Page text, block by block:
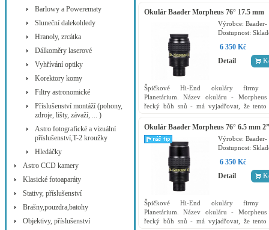
Barlowy a Powerematy
Sluneční dalekohledy
Hranoly, zrcátka
Dálkoměry laserové
Vyhřívání optiky
Korektory komy
Filtry astronomické
Příslušenství montáží (pohony,
zdroje, lišty, závaží, ... )
Astro fotografické a vizuální
příslušenství,T-2 kroužky
Hledáčky
Astro CCD kamery
Klasické fotoaparáty
Stativy, příslušenství
Brašny,pouzdra,batohy
Objektivy, příslušenství
moderní okuláry. Skutečné zorné...
Okulár Baader Morpheus 76° 17.5 mm
Výrobce: Baader-
planetarium
Dostupnost:
6 350 Kč
Detail
Špičkové Hi-End okuláry firmy
Planetárium. Název okuláru - Morpheus
řecký bůh snů - má vyjadřovat, že tento
moderní okuláry. Skutečné zorné...
Okulár Baader Morpheus 76° 6.5 mm
Výrobce: Baader-
planetarium
Dostupnost:
6 350 Kč
Detail
Špičkové Hi-End okuláry firmy
Planetárium. Název okuláru - Morpheus
řecký bůh snů - má vyjadřovat, že tento